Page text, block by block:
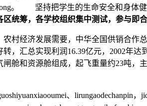
。 坚持把学生的生命安全和身体
统筹，各学校组织集中测试，参与即
经济发展需要，中华全国供销合作总
转，汇总实现利润16.39亿元，2002
舱和资源舱组成，起飞重量约23吨，
、lirungaodechanpin，